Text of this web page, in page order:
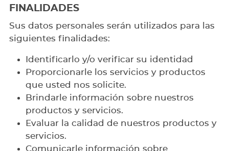
FINALIDADES
Sus datos personales serán utilizados para las
siguientes finalidades:
Identificarlo y/o verificar su identidad
Proporcionarle los servicios y productos
que usted nos solicite.
Brindarle información sobre nuestros
productos y servicios.
Evaluar la calidad de nuestros productos y
servicios.
Comunicarle información sobre